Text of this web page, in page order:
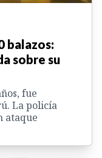
balazos:
sobre su
fue
La policía
ataque